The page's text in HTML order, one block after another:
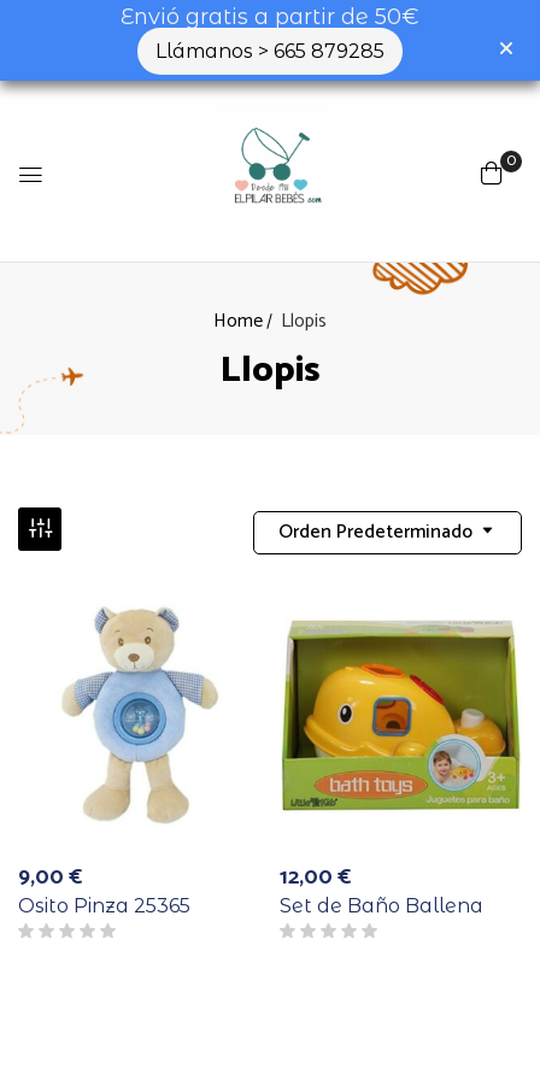
Envió gratis a partir de 50€
Llámanos > 665 879285
0
Home Llopis
Llopis
Orden Predeterminado
9,00€
Osito Pinza 25365
12,00€
Set de Baño Ballena